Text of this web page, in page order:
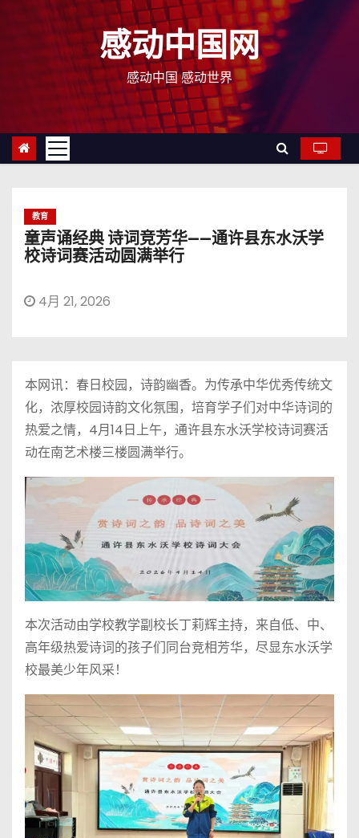
感动中国网
感动中国 感动世界
教育
童声诵经典 诗词竞芳华——通许县东水沃学
校诗词赛活动圆满举行
4月 21, 2026
本网讯：春日校园，诗韵幽香。为传承中华优秀传统文
化，浓厚校园诗韵文化氛围，培育学子们对中华诗词的
热爱之情，4月14日上午，通许县东水沃学校诗词赛活
动在南艺术楼三楼圆满举行。
本次活动由学校教学副校长丁莉辉主持，来自低、中、
高年级热爱诗词的孩子们同台竞相芳华，尽显东水沃学
校最美少年风采！